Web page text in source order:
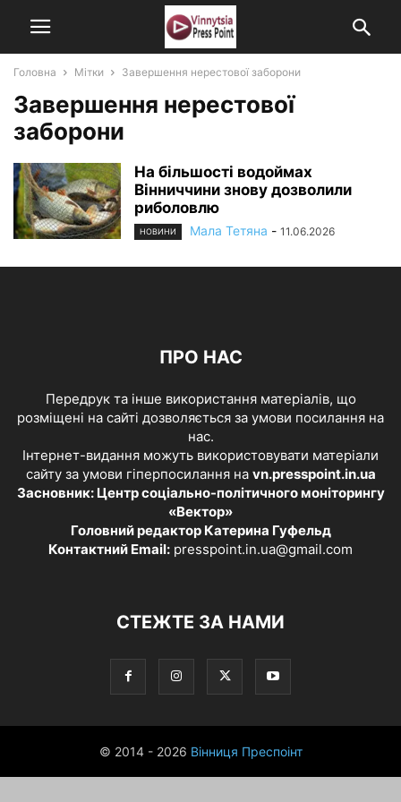
Головна Мітки Завершення нерестової заборони
Завершення нерестової
заборони
На більшості водоймах
Вінниччини знову дозволили
риболовлю
НОВИНИ Мала Тетяна - 11.06.2026
ПРО НАС
Передрук та інше використання матеріалів, що
розміщені на сайті дозволяється за умови посилання на
нас.
Інтернет-видання можуть використовувати матеріали
сайту за умови гіперпосилання на vn.presspoint.in.ua
Засновник: Центр соціально-політичного моніторингу
«Вектор»
Головний редактор Катерина Гуфельд
Контактний Email: presspoint.in.ua@gmail.com
СТЕЖТЕ ЗА НАМИ
© 2014 - 2026 Вінниця Преспоінт